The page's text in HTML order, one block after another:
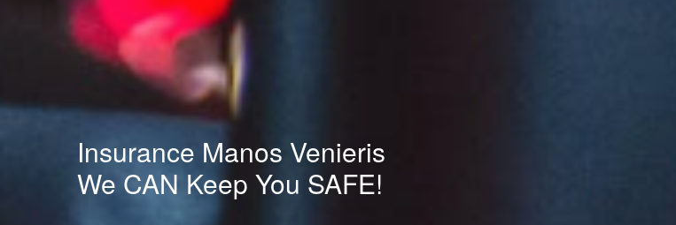
Insurance Manos Venieris
We CAN Keep You SAFE!